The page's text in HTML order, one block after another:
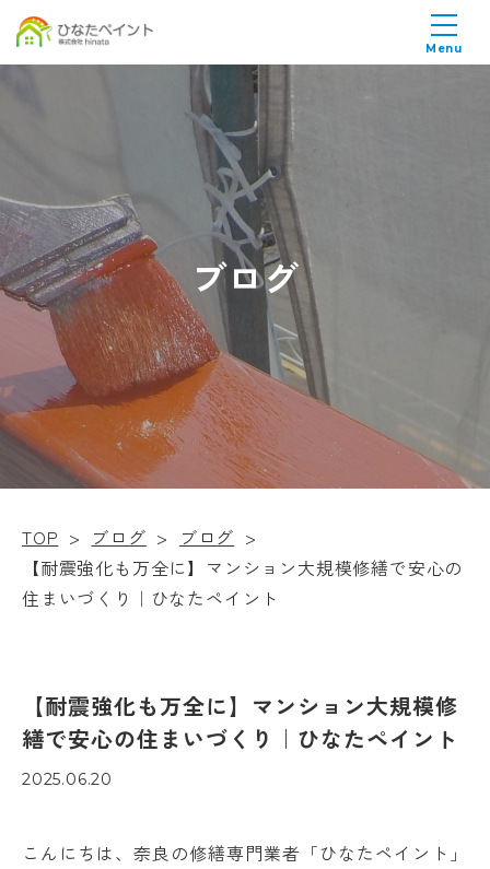
Menu
ブログ
TOP > ブログ > ブログ >
【耐震強化も万全に】マンション大規模修繕で安心の
住まいづくり｜ひなたペイント
【耐震強化も万全に】マンション大規模修
繕で安心の住まいづくり｜ひなたペイント
2025.06.20
こんにちは、奈良の修繕専門業者「ひなたペイント」